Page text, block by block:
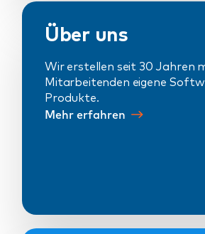
Über uns
Wir erstellen seit 30 Jahren
Mitarbeitenden eigene
Produkte.
Mehr erfahren